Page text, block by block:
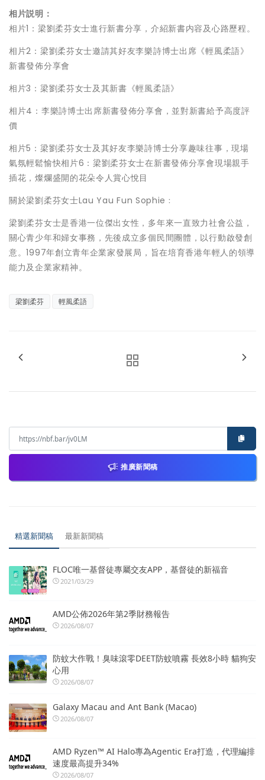
相片説明：
相片1：梁劉柔芬女士進行新書分享，介紹新書内容及心路歷程。
相片2：梁劉柔芬女士邀請其好友李樂詩博士出席《輕風柔語》
新書發佈分享會
相片3：梁劉柔芬女士及其新書《輕風柔語》
相片4：李樂詩博士出席新書發佈分享會，並對新書給予高度評
價
相片5：梁劉柔芬女士及其好友李樂詩博士分享趣味往事，現場
氣氛輕鬆愉快相片6：梁劉柔芬女士在新書發佈分享會現場親手
插花，燦爛盛開的花朵令人賞心悅目
關於梁劉柔芬女士Lau Yau Fun Sophie﹕
梁劉柔芬女士是香港一位傑出女性，多年來一直致力社會公益，
關心青少年和婦女事務，先後成立多個民間團體，以行動啟發創
意。1997年創立青年企業家發展局，旨在培育香港年輕人的領導
能力及企業家精神。
梁劉柔芬 輕風柔語
推廣新聞稿
精選新聞稿 最新新聞稿
FLOC唯一基督徒專屬交友APP，基督徒的新福音
2021/03/29
AMD公佈2026年第2季財務報告
2026/08/07
防蚊大作戰！臭味滾零DEET防蚊噴霧 長效8小時 貓狗安
心用
2026/08/07
Galaxy Macau and Ant Bank (Macao)
2026/08/07
AMD Ryzen™ AI Halo專為Agentic Era打造，代理編排
速度最高提升34%
2026/08/07